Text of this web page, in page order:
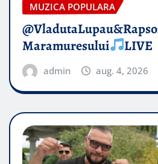
MUZICA POPULARA
Maramuresului
LIVE
admin aug. 4, 2026